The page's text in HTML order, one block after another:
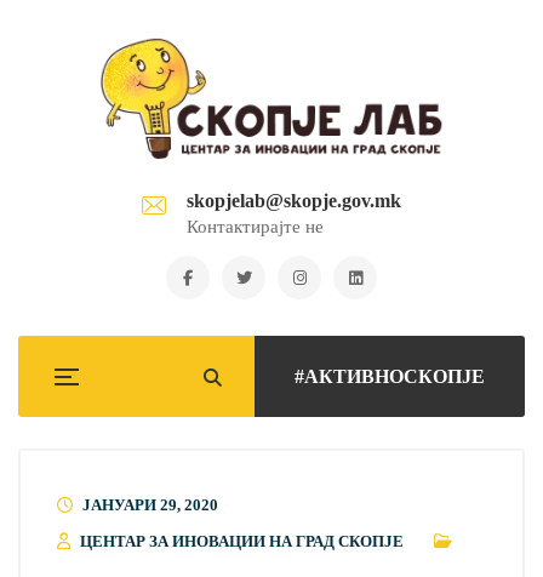
skopjelab@skopje.gov.mk
Контактирајте не
#АКТИВНОСКОПЈЕ
ЈАНУАРИ 29, 2020
ЦЕНТАР ЗА ИНОВАЦИИ НА ГРАД СКОПЈЕ